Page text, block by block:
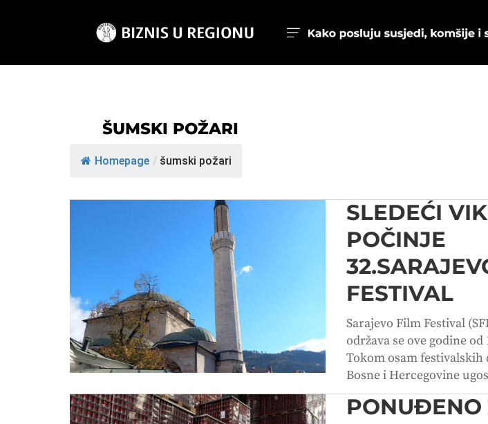
ŠUMSKI POŽARI
Homepage / šumski požari
SLEDEĆI
POČINJE
FESTIVAL
Sarajevo Film Festival
održava se ove godine od
Tokom osam festivalskih
Bosne i Hercegovine